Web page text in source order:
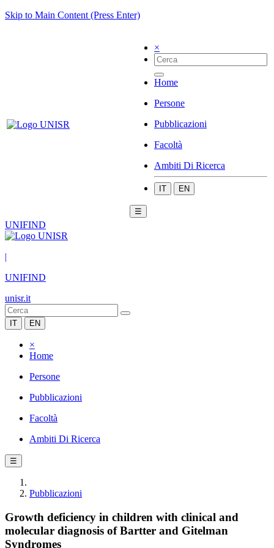
Skip to Main Content (Press Enter)
×
Home
Persone
Pubblicazioni
Facoltà
Ambiti Di Ricerca
IT EN
☰
UNIFIND
|
UNIFIND
unisr.it
IT EN
×
Home
Persone
Pubblicazioni
Facoltà
Ambiti Di Ricerca
☰
Pubblicazioni
Growth deficiency in children with clinical and
molecular diagnosis of Bartter and Gitelman
Syndromes